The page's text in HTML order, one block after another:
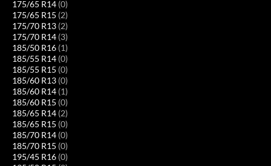
175/65 R14 (0)
175/65 R15 (2)
175/70 R13 (2)
175/70 R14 (3)
185/50 R16 (1)
185/55 R14 (0)
185/55 R15 (0)
185/60 R13 (0)
185/60 R14 (1)
185/60 R15 (0)
185/65 R14 (2)
185/65 R15 (0)
185/70 R14 (0)
185/70 R15 (0)
195/45 R16 (0)